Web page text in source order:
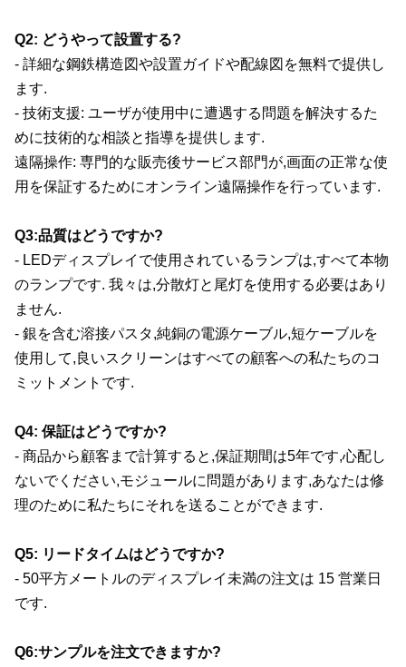
Q2: どうやって設置する?
- 詳細な鋼鉄構造図や設置ガイドや配線図を無料で提供し
ます.
- 技術支援: ユーザが使用中に遭遇する問題を解決するた
めに技術的な相談と指導を提供します.
遠隔操作: 専門的な販売後サービス部門が,画面の正常な使
用を保証するためにオンライン遠隔操作を行っています.
Q3:品質はどうですか?
- LEDディスプレイで使用されているランプは,すべて本物
のランプです. 我々は,分散灯と尾灯を使用する必要はあり
ません.
- 銀を含む溶接パスタ,純銅の電源ケーブル,短ケーブルを
使用して,良いスクリーンはすべての顧客への私たちのコ
ミットメントです.
Q4: 保証はどうですか?
- 商品から顧客まで計算すると,保証期間は5年です,心配し
ないでください,モジュールに問題があります,あなたは修
理のために私たちにそれを送ることができます.
Q5: リードタイムはどうですか?
- 50平方メートルのディスプレイ未満の注文は 15 営業日
です.
Q6:サンプルを注文できますか?